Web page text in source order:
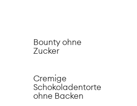
Wassermelonen
Pizza mit
Ziegenfrischkäse